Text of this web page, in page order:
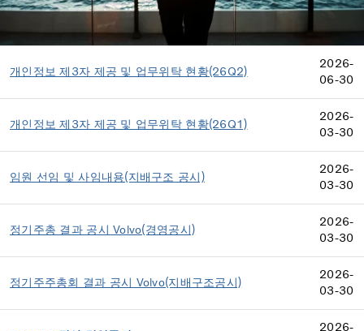
개인정보 제3자 제공 및 업무위탁 현황(26Q2)
2026-
06-30
개인정보 제3자 제공 및 업무위탁 현황(26Q1)
2026-
03-30
임원 선임 및 사임내용(지배구조 공시)
2026-
03-30
정기주총 결과 공시 Volvo(경영공시)
2026-
03-30
정기주주총회 결과 공시 Volvo(지배구조공시)
2026-
03-30
2026-